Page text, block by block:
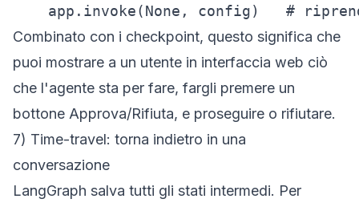
app.invoke(None, config)   #
Combinato con i checkpoint, questo significa che
puoi mostrare a un utente in interfaccia web ciò
che l'agente sta per fare, fargli premere un
bottone Approva/Rifiuta, e proseguire o rifiutare.
7) Time-travel: torna indietro in una
conversazione
LangGraph salva tutti gli stati intermedi. Per